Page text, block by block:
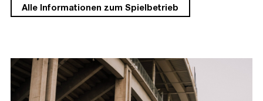
Alle Informationen zum Spielbetrieb